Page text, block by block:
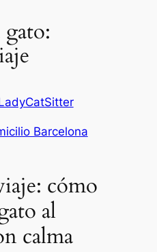
gato:
Barcelona
cómo
al
calma